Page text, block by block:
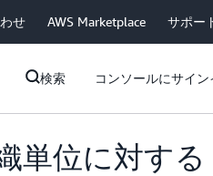
せ AWS Marketplace サポー
検索 コンソールにサイン
単位に対す